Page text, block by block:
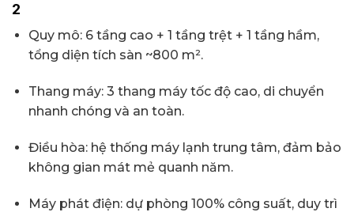
2
Quy mô: 6 tầng cao + 1 tầng trệt + 1 tầng hầm,
tổng diện tích sàn ~800 m².
Thang máy: 3 thang máy tốc độ cao, di chuyển
nhanh chóng và an toàn.
Điều hòa: hệ thống máy lạnh trung tâm, đảm bảo
không gian mát mẻ quanh năm.
Máy phát điện: dự phòng 100% công suất, duy trì